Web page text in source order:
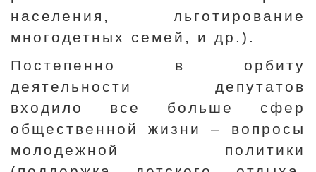
населения, льготирование
многодетных семей, и др.).
Постепенно в орбиту
деятельности депутатов
входило все больше сфер
общественной жизни – вопросы
молодежной политики